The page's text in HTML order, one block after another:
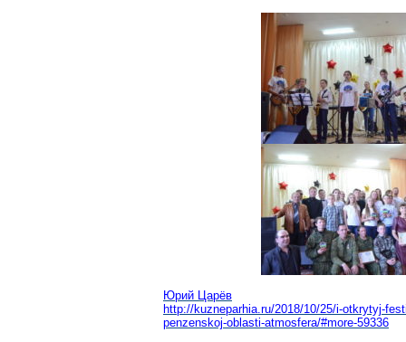
Юрий Царёв
http://kuzneparhia.ru/2018/10/25/i-otkrytyj-
penzenskoj-oblasti-atmosfera/#more-59336